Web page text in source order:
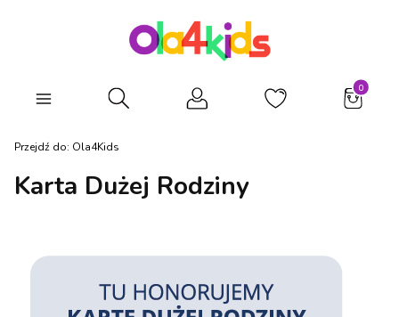
Otwórz wyszukiwarkę
Przejdź do: Ola4Kids
Karta Dużej Rodziny